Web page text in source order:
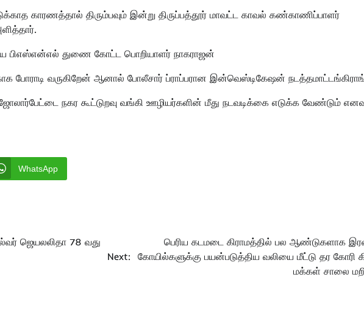
காரணத்தால் திரும்பவும் இன்று திருப்பத்தூர் மாவட்ட காவல் கண்காணிப்பாளர்
பிஎஸ்என்எல் துணை கோட்ட பொறியாளர் நாகராஜன்
போராடி வருகிறேன் ஆனால் போலீசார் ப்ராப்பரான இன்வெஸ்டிகேஷன்
நகர கூட்டுறவு வங்கி ஊழியர்களின் மீது நடவடிக்கை எடுக்க வேண்டும்
WhatsApp
ஜெயலலிதா 78 வது
Next:
பெரிய கடமடை கிராமத்தில் பல ஆண்டுகளாக
கோயில்களுக்கு பயன்படுத்திய வலியை மீட்டு தர கோரி
மக்கள் சாலை